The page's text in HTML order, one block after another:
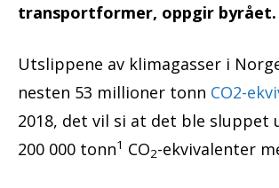
transportformer, oppgir byrået.
Utslippene av klimagasser i
nesten 53 millioner tonn CO2-
2018, det vil si at det ble sluppet
200 000 tonn1 CO2-ekvivalenter